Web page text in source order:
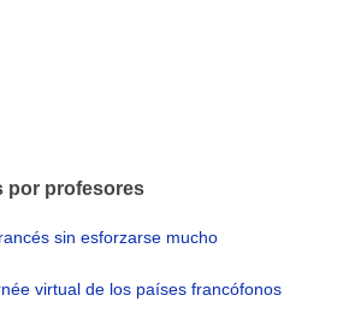
por profesores
sin esforzarse mucho
virtual de los países francófonos